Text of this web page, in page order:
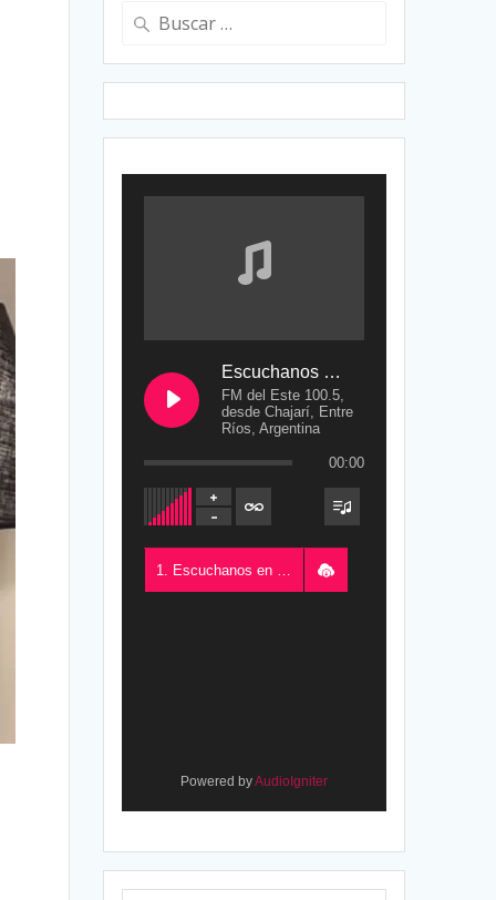
Buscar:
Escuchanos en Vivo
FM del Este 100.5,
desde Chajarí, Entre
Ríos, Argentina
00:00
1. Escuchanos en Vivo - FM del Este 100.5, desde Chajarí, Entre Ríos, Argentina
Powered byAudioIgniter